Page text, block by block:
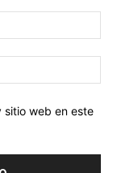
sitio web en este